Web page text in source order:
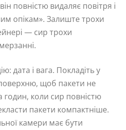
повністю видаляє повітря і
опікам». Залиште трохи
— сир трохи
дата і вага. Покладіть у
щоб пакети не
годин, коли сир повністю
пакети компактніше.
камери має бути